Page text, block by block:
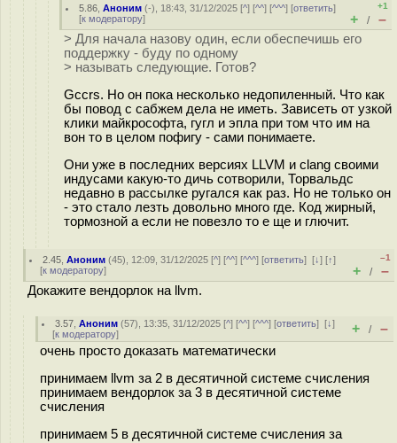
5.86 ,Аноним (-), 18:43, 31/12/2025 [^] [^^] [^^^] [ответить]
[к модератору]
+1
+ / –
> Для начала назову один, если обеспечишь его
поддержку - буду по одному
> называть следующие. Готов?
Gccrs. Но он пока несколько недопиленный. Что как
бы повод с сабжем дела не иметь. Зависеть от узкой
клики майкрософта, гугл и эпла при том что им на
вон то в целом пофигу - сами понимаете.
Они уже в последних версиях LLVM и clang своими
индусами какую-то дичь сотворили, Торвальдс
недавно в рассылке ругался как раз. Но не только он
- это стало лезть довольно много где. Код жирный,
тормозной а если не повезло то е ще и глючит.
2.45 ,Аноним (45), 12:09, 31/12/2025 [^] [^^] [^^^] [ответить][↓] [↑]
[к модератору]
–1
+ / –
Докажите вендорлок на llvm.
3.57 ,Аноним (57), 13:35, 31/12/2025 [^] [^^] [^^^] [ответить][↓]
[к модератору] + / –
очень просто доказать математически
принимаем llvm за 2 в десятичной системе счисления
принимаем вендорлок за 3 в десятичной системе
счисления
принимаем 5 в десятичной системе счисления за